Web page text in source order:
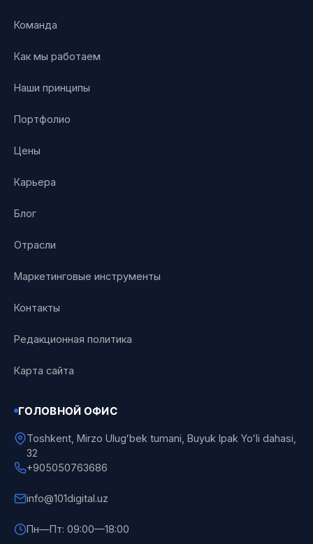
Команда
Как мы работаем
Наши принципы
Портфолио
Цены
Карьера
Блог
Отрасли
Маркетинговые инструменты
Контакты
Редакционная политика
Карта сайта
ГОЛОВНОЙ ОФИС
Toshkent, Mirzo Ulugʻbek tumani, Buyuk Ipak Yoʻli dahasi,
32
+905050763686
info@101digital.uz
Пн—Пт: 09:00—18:00